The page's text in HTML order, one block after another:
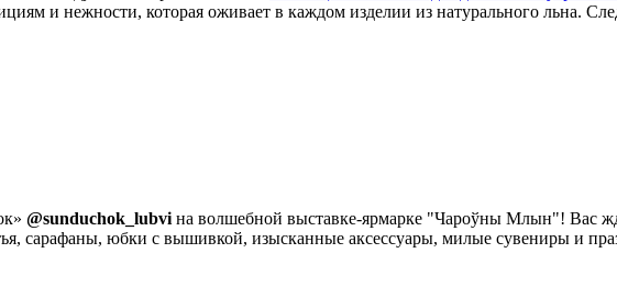
и нежности, которая оживает в каждом изделии из натурального льна.
@sunduchok_lubvi на волшебной выставке-ярмарке "Чароўны Млын"! Вас
сарафаны, юбки с вышивкой, изысканные аксессуары, милые сувениры и